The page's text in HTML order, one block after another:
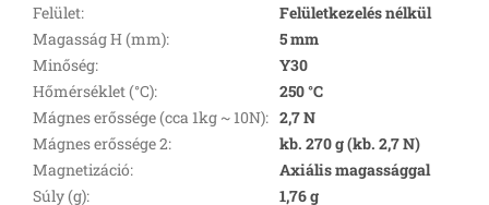
Felület:
Felületkezelés nélkül
Magasság H (mm):
5 mm
Minőség:
Y30
Hőmérséklet (°C):
250 °C
Mágnes erőssége (cca 1kg ~ 10N): 2,7 N
Mágnes erőssége 2:
kb. 270 g (kb. 2,7 N)
Magnetizáció:
Axiális magassággal
Súly (g):
1,76 g